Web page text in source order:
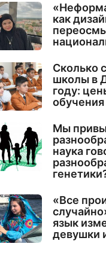
как
Сколько
школы в
году:
обучения
Мы
наука
«Все
язык
девушки